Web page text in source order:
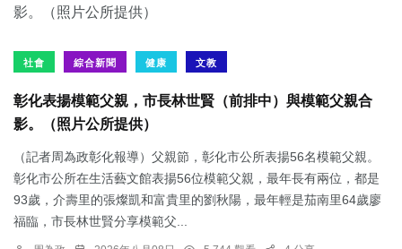
社會 綜合新聞 健康 文教
彰化表揚模範父親，市長林世賢（前排中）與模範父親合
影。（照片公所提供）
（記者周為政彰化報導）父親節，彰化市公所表揚56名模範父親。
彰化市公所在生活藝文館表揚56位模範父親，最年長有兩位，都是
93歲，介壽里的張燦凱和富貴里的劉秋陽，最年輕是茄南里64歲廖
福臨，市長林世賢分享模範父...